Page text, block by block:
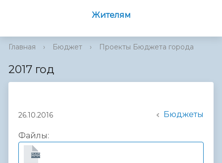
Жителям
Главная › Бюджет › Проекты Бюджета города
2017 год
26.10.2016 Бюджеты
Файлы:
RAR